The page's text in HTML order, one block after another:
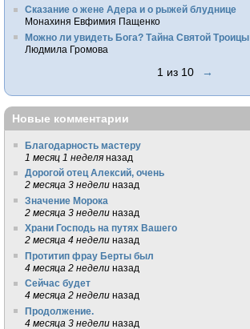
Сказание о жене Адера и о рыжей блуднице
Монахиня Евфимия Пащенко
Можно ли увидеть Бога? Тайна Святой Троицы
Людмила Громова
1 из 10 →
Новые комментарии
Благодарность мастеру
1 месяц 1 неделя назад
Дорогой отец Алексий, очень
2 месяца 3 недели назад
Значение Морока
2 месяца 3 недели назад
Храни Господь на путях Вашего
2 месяца 4 недели назад
Протитип фрау Берты был
4 месяца 2 недели назад
Сейчас будет
4 месяца 2 недели назад
Продолжение.
4 месяца 3 недели назад